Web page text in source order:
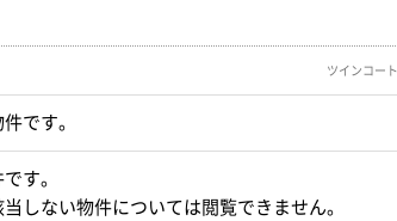
ツインコー
です。
す。
しない物件については閲覧できません。